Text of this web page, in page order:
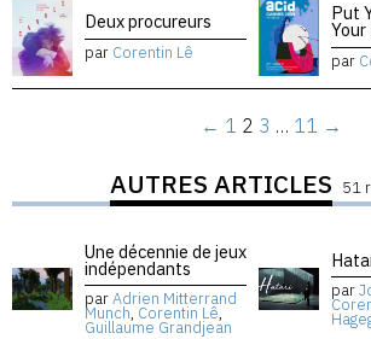
Deux procureurs
par Corentin Lê
Put
Your
par
← 1 2 3 … 11 →
AUTRES ARTICLES 51
Une décennie de jeux
indépendants
parAdrien Mitterrand
Munch, Corentin Lê,
Guillaume Grandjean
par